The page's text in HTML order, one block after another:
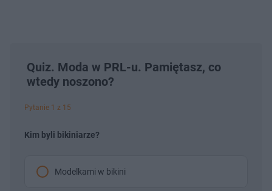
Quiz. Moda w PRL-u. Pamiętasz, co
wtedy noszono?
Pytanie 1 z 15
Kim byli bikiniarze?
Modelkami w bikini